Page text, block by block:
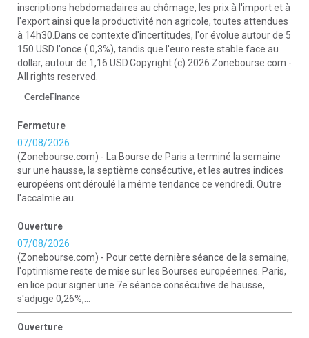
inscriptions hebdomadaires au chômage, les prix à l'import et à
l'export ainsi que la productivité non agricole, toutes attendues
à 14h30.Dans ce contexte d'incertitudes, l'or évolue autour de 5
150 USD l'once ( 0,3%), tandis que l'euro reste stable face au
dollar, autour de 1,16 USD.Copyright (c) 2026 Zonebourse.com -
All rights reserved.
CercleFinance
Fermeture
07/08/2026
(Zonebourse.com) - La Bourse de Paris a terminé la semaine
sur une hausse, la septième consécutive, et les autres indices
européens ont déroulé la même tendance ce vendredi. Outre
l'accalmie au...
Ouverture
07/08/2026
(Zonebourse.com) - Pour cette dernière séance de la semaine,
l'optimisme reste de mise sur les Bourses européennes. Paris,
en lice pour signer une 7e séance consécutive de hausse,
s'adjuge 0,26%,...
Ouverture